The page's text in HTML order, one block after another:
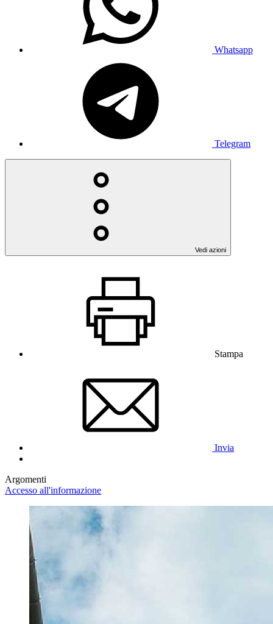
Whatsapp
Telegram
Vedi azioni
Stampa
Invia
Argomenti
Accesso all'informazione